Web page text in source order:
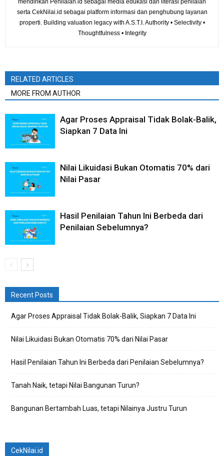
serta CekNilai.id sebagai platform informasi dan penghubung layanan
properti. Building valuation legacy with A.S.T.I. Authority • Selectivity •
Thoughtfulness • Integrity
RELATED ARTICLES
MORE FROM AUTHOR
Agar Proses Appraisal Tidak Bolak-Balik,
Siapkan 7 Data Ini
Nilai Likuidasi Bukan Otomatis 70% dari
Nilai Pasar
Hasil Penilaian Tahun Ini Berbeda dari
Penilaian Sebelumnya?
Recent Posts
Agar Proses Appraisal Tidak Bolak-Balik, Siapkan 7 Data Ini
Nilai Likuidasi Bukan Otomatis 70% dari Nilai Pasar
Hasil Penilaian Tahun Ini Berbeda dari Penilaian Sebelumnya?
Tanah Naik, tetapi Nilai Bangunan Turun?
Bangunan Bertambah Luas, tetapi Nilainya Justru Turun
CekNilai.id